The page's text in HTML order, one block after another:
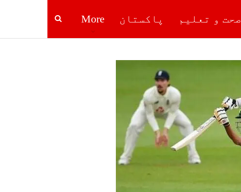
صحت و تعلیم پاکستان More